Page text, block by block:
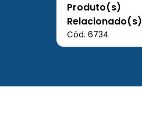
Produto(s)
Relacionado(s)
Cód. 6734